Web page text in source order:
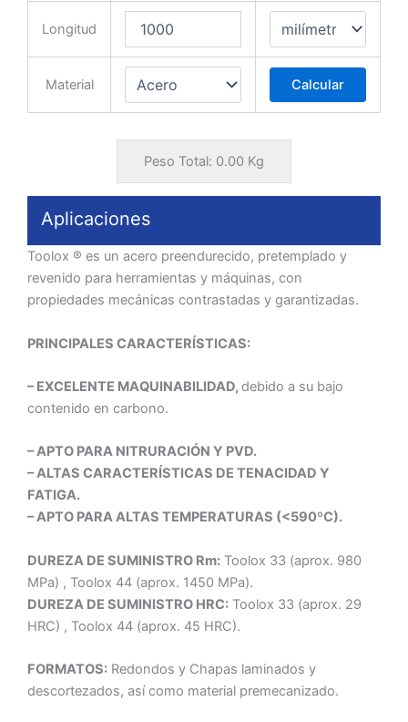
Longitud
Material Calcular
Peso Total: 0.00 Kg
Aplicaciones
Toolox ® es un acero preendurecido, pretemplado y
revenido para herramientas y máquinas, con
propiedades mecánicas contrastadas y garantizadas.
PRINCIPALES CARACTERÍSTICAS:
– EXCELENTE MAQUINABILIDAD, debido a su bajo
contenido en carbono.
– APTO PARA NITRURACIÓN Y PVD.
– ALTAS CARACTERÍSTICAS DE TENACIDAD Y
FATIGA.
– APTO PARA ALTAS TEMPERATURAS (<590ºC).
DUREZA DE SUMINISTRO Rm: Toolox 33 (aprox. 980
MPa) , Toolox 44 (aprox. 1450 MPa).
DUREZA DE SUMINISTRO HRC: Toolox 33 (aprox. 29
HRC) , Toolox 44 (aprox. 45 HRC).
FORMATOS: Redondos y Chapas laminados y
descortezados, así como material premecanizado.